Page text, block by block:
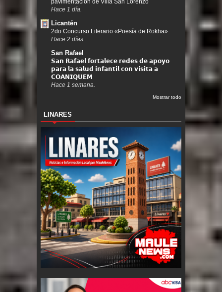
Hace 1 día.
Licantén
2do Concurso Literario «Poesía de Rokha»
Hace 2 días.
San Rafael
𝗦𝗮𝗻 𝗥𝗮𝗳𝗮𝗲𝗹 𝗳𝗼𝗿𝘁𝗮𝗹𝗲𝗰𝗲 𝗿𝗲𝗱𝗲𝘀 𝗱𝗲 𝗮𝗽𝗼𝘆𝗼
𝗽𝗮𝗿𝗮 𝗹𝗮 𝘀𝗮𝗹𝘂𝗱 𝗶𝗻𝗳𝗮𝗻𝘁𝗶𝗹 𝗰𝗼𝗻 𝘃𝗶𝘀𝗶𝘁𝗮 𝗮
𝗖𝗢𝗔𝗡𝗜𝗤𝗨𝗘𝗠
Hace 1 semana.
Mostrar todo
LINARES